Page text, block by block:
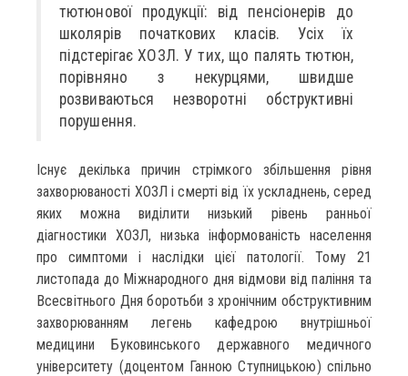
тютюнової продукції: від пенсіонерів до
школярів початкових класів. Усіх їх
підстерігає ХОЗЛ. У тих, що палять тютюн,
порівняно з некурцями, швидше
розвиваються незворотні обструктивні
порушення.
Існує декілька причин стрімкого збільшення рівня
захворюваності ХОЗЛ і смерті від їх ускладнень, серед
яких можна виділити низький рівень ранньої
діагностики ХОЗЛ, низька інформованість населення
про симптоми і наслідки цієї патології. Тому 21
листопада до Міжнародного дня відмови від паління та
Всесвітнього Дня боротьби з хронічним обструктивним
захворюванням легень кафедрою внутрішньої
медицини Буковинського державного медичного
університету (доцентом Ганною Ступницькою) спільно